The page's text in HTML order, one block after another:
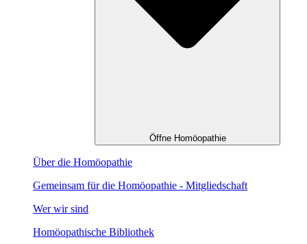
Öffne Homöopathie
Über die Homöopathie
Gemeinsam für die Homöopathie - Mitgliedschaft
Wer wir sind
Homöopathische Bibliothek